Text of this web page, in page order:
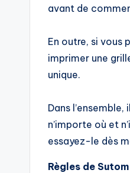
avant de
En outre, si vous
imprimer une
unique.
Dans
n’importe où et
essayez-le dès
Règles de Sutom